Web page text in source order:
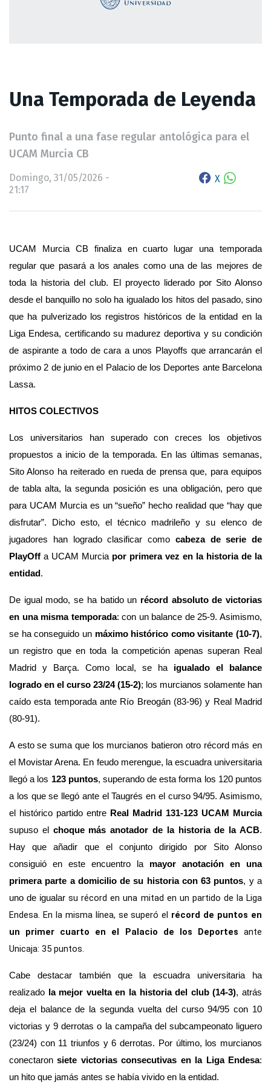
Una Temporada de Leyenda
Punto final a una fase regular antológica para el
UCAM Murcia CB
Domingo, 31/05/2026 -
21:17
X
UCAM Murcia CB finaliza en cuarto lugar una temporada
regular que pasará a los anales como una de las mejores de
toda la historia del club. El proyecto liderado por Sito Alonso
desde el banquillo no solo ha igualado los hitos del pasado, sino
que ha pulverizado los registros históricos de la entidad en la
Liga Endesa, certificando su madurez deportiva y su condición
de aspirante a todo de cara a unos Playoffs que arrancarán el
próximo 2 de junio en el Palacio de los Deportes ante Barcelona
Lassa.
HITOS COLECTIVOS
Los universitarios han superado con creces los objetivos
propuestos a inicio de la temporada. En las últimas semanas,
Sito Alonso ha reiterado en rueda de prensa que, para equipos
de tabla alta, la segunda posición es una obligación, pero que
para UCAM Murcia es un “sueño” hecho realidad que “hay que
disfrutar”. Dicho esto, el técnico madrileño y su elenco de
jugadores han logrado clasificar como cabeza de serie de
PlayOff a UCAM Murcia por primera vez en la historia de la
entidad .
De igual modo, se ha batido un récord absoluto de victorias
en una misma temporada: con un balance de 25-9. Asimismo,
se ha conseguido un máximo histórico como visitante (10-7),
un registro que en toda la competición apenas superan Real
Madrid y Barça. Como local, se ha igualado el balance
logrado en el curso 23/24 (15-2); los murcianos solamente han
caído esta temporada ante Río Breogán (83-96) y Real Madrid
(80-91).
A esto se suma que los murcianos batieron otro récord más en
el Movistar Arena. En feudo merengue, la escuadra universitaria
llegó a los 123 puntos, superando de esta forma los 120 puntos
a los que se llegó ante el Taugrés en el curso 94/95. Asimismo,
el histórico partido entre Real Madrid 131-123 UCAM Murcia
supuso el choque más anotador de la historia de la ACB.
Hay que añadir que el conjunto dirigido por Sito Alonso
consiguió en este encuentro la mayor anotación en una
primera parte a domicilio de su historia con 63 puntos, y a
uno de igualar su récord en una mitad en un partido de la Liga
Endesa. En la misma línea, se superó el récord de puntos en
un primer cuarto en el Palacio de los Deportes ante
Unicaja: 35 puntos.
Cabe destacar también que la escuadra universitaria ha
realizado
la mejor vuelta en la historia del club (14-3), atrás
deja el balance de la segunda vuelta del curso 94/95 con 10
victorias y 9 derrotas o la campaña del subcampeonato liguero
(23/24) con 11 triunfos y 6 derrotas. Por último, los murcianos
conectaron siete victorias consecutivas en la Liga Endesa:
un hito que jamás antes se había vivido en la entidad.